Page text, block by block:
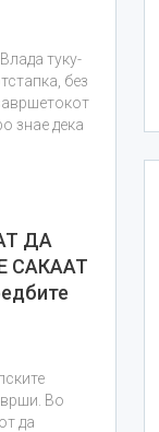
туку-
без
знае дека
ДА
САКААТ
Во
да